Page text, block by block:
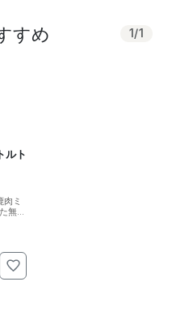
すめ 1 /1
ルト
肉ミ
無添
パウ